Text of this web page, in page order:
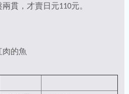
貫，才賣日元110元。
肉的魚